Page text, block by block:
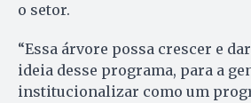
o setor.
“Essa árvore possa crescer e
ideia desse programa, para a
institucionalizar como um